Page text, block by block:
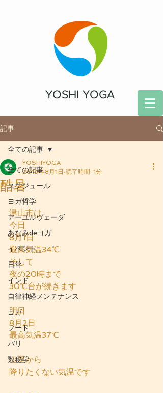
YOSHI YOGA
記事
全ての記事
スケジュール
ヨガ哲学
アーユルヴェーダ
あなみdeヨガ
イベント
日常
インド
自律神経メンテナンス
ヨガ
フード
バリ
数秘学
全ての記事
酷暑
YOSHIYOGA
2019年8月1日 読了時間: 1分
津山市は
今日
8月1日
最高気温34℃
そして
夜の20時まで
30℃台が続きます
明日
8月2日
最高気温37℃
山里から
降りたくない気温です